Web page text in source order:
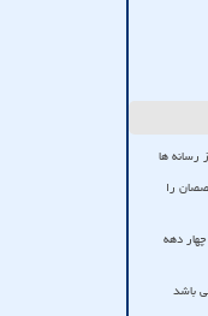
رسانه ها
را
دهه
باشد